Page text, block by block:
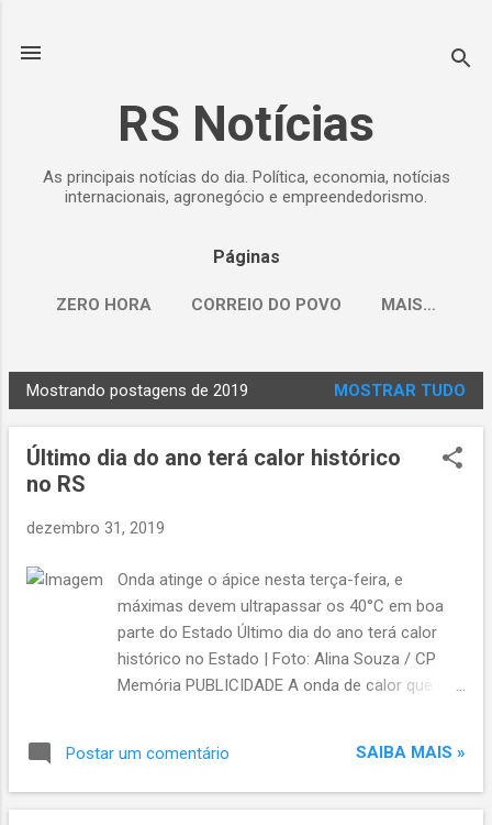
RS Notícias
As principais notícias do dia. Política, economia, notícias
internacionais, agronegócio e empreendedorismo.
Páginas
ZERO HORA CORREIO DO POVO MAIS…
P
o
Mostrando postagens de 2019 MOSTRAR TUDO
Último dia do ano terá calor histórico
no RS
dezembro 31, 2019
Onda atinge o ápice nesta terça-feira, e
máximas devem ultrapassar os 40°C em boa
parte do Estado Último dia do ano terá calor
histórico no Estado | Foto: Alina Souza / CP
Memória PUBLICIDADE A onda de calor que
de 2019. A expectativa é de previsão de
máximas históricas no Estado. O calor extremo
Postar um comentário SAIBA MAIS »